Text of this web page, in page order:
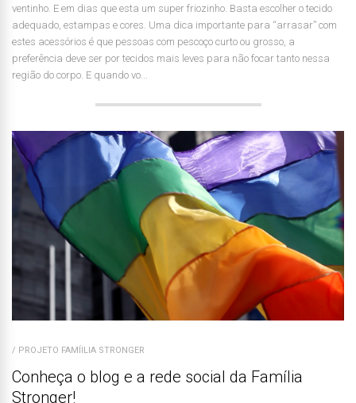
ventinho. E em dias que esta um super friozinho. Basta escolher o tecido
adequado, estampas e cores. Uma dica importante para “arrasar” com
estes acessórios é que pessoas com pescoço curto ou grosso, a
preferência deve ser por tecidos mais leves para não focar tanto nessa
região do corpo. E quando vo...
/ PROJETO FAMÍILIA STRONGER
Conheça o blog e a rede social da Família
Stronger!